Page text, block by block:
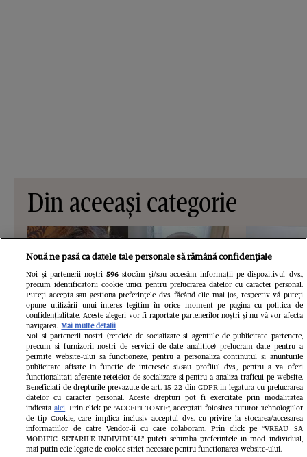
Din aceeași categorie
VEDETE SI EVENIMENTE
Oana Lis spune că soțul ei o roagă să
slăbească și să iasă la evenimente.
Mesaj pentru cei care o critică:
VEDETE
Cum arată
euro a
trebuie să
Nouă ne pasă ca datele tale personale să rămână confidențiale
Noi și partenerii noștri 596stocăm și/sau accesăm informații pe dispozitivul dvs.,
precum identificatorii cookie unici pentru prelucrarea datelor cu caracter personal.
Puteți accepta sau gestiona preferințele dvs. făcând clic mai jos, respectiv vă puteți
opune utilizării unui interes legitim în orice moment pe pagina cu politica de
confidențialitate. Aceste alegeri vor fi raportate partenerilor noștri și nu vă vor afecta
navigarea. Mai multe detalii
Noi si partenerii nostri (retelele de socializare si agentiile de publicitate partenere,
precum si furnizorii nostri de servicii de date analitice) prelucram date pentru a
permite website-ului sa functioneze, pentru a personaliza continutul si anunturile
publicitare afisate in functie de interesele si/sau profilul dvs., pentru a va oferi
functionalitati aferente retelelor de socializare si pentru a analiza traficul pe website.
Beneficiati de drepturile prevazute de art. 15-22 din GDPR in legatura cu prelucrarea
datelor cu caracter personal. Aceste drepturi pot fi exercitate prin modalitatea
indicataaici. Prin click pe “ACCEPT TOATE”, acceptati folosirea tuturor Tehnologiilor
de tip Cookie, care implica inclusiv acceptul dvs. cu privire la stocarea/accesarea
informatiilor de catre Vendor-ii cu care colaboram. Prin click pe “VREAU SA
MODIFIC SETARILE INDIVIDUAL” puteti schimba preferintele in mod individual,
mai putin cele legate de cookie strict necesare pentru functionarea website-ului.